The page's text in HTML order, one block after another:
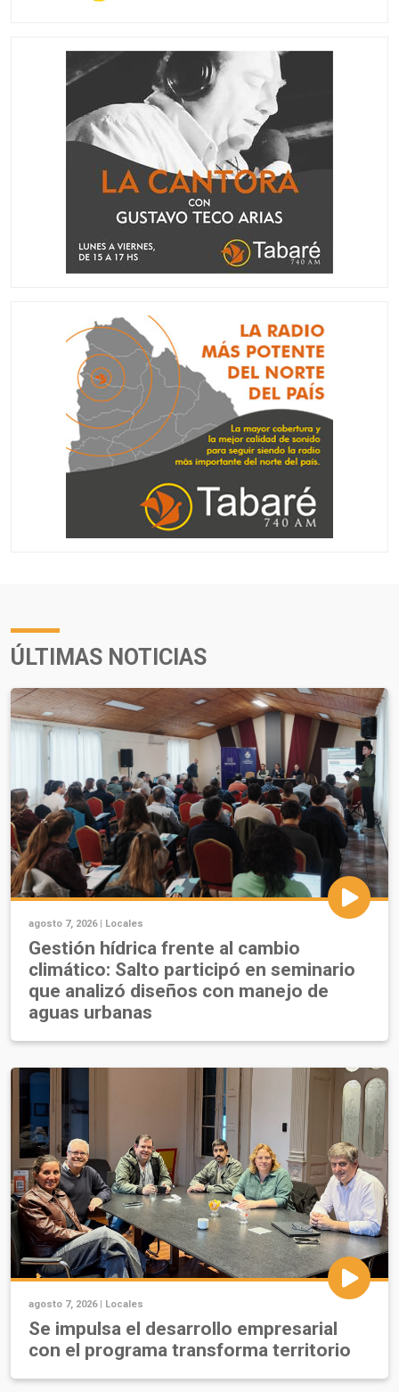
ÚLTIMAS NOTICIAS
agosto 7, 2026 | Locales
Gestión hídrica frente al cambio
climático: Salto participó en seminario
que analizó diseños con manejo de
aguas urbanas
agosto 7, 2026 | Locales
Se impulsa el desarrollo empresarial
con el programa transforma territorio